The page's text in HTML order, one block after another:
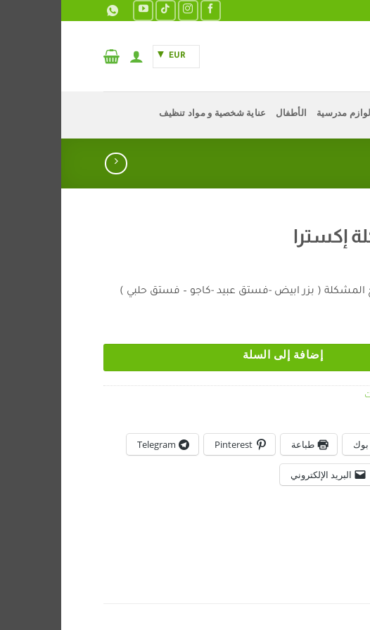
EUR
لوازم مدرسية الأطفال عناية شخصية و مواد تنظيف
إكسترا
إضافة إلى السلة
طباعة Pinterest
Telegram
البريد الإلكتروني